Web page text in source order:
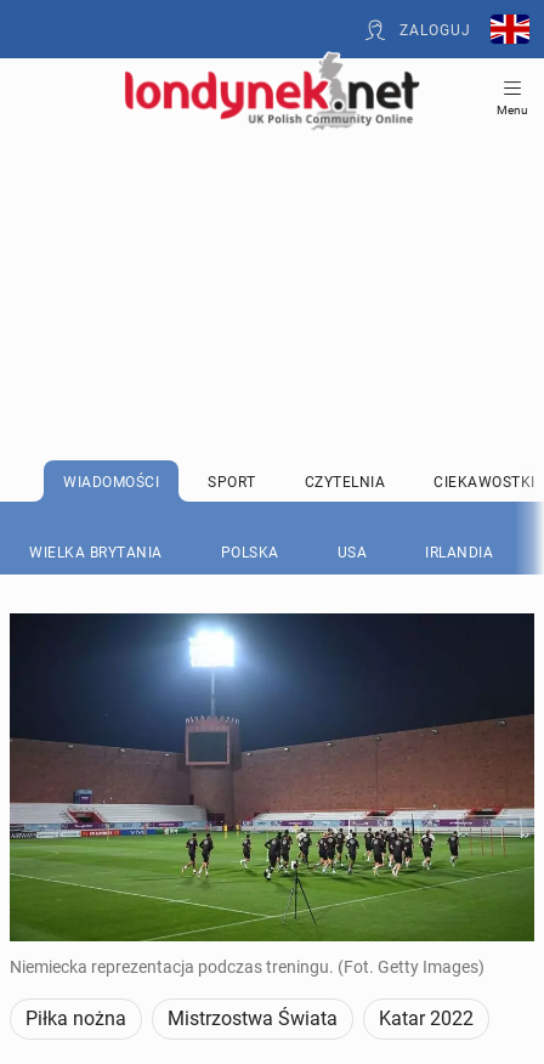
ZALOGUJ
Menu
WIADOMOŚCI SPORT CZYTELNIA CIEKAWOSTKI
WIELKA BRYTANIA POLSKA USA IRLANDIA
Niemiecka reprezentacja podczas treningu. (Fot. Getty Images)
Piłka nożna Mistrzostwa Świata Katar 2022